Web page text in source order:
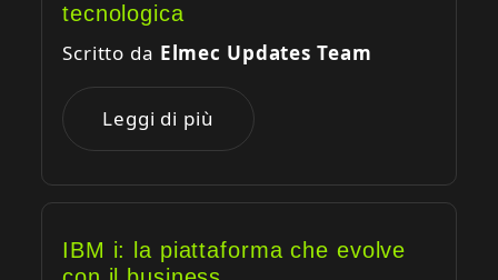
tecnologica
Scritto da Elmec Updates Team
Leggi di più
IBM i: la piattaforma che evolve